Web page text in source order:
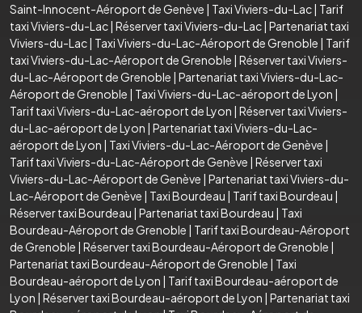
Saint-Innocent-Aéroport de Genève | Taxi Viviers-du-Lac| Tarif
taxi Viviers-du-Lac| Réserver taxi Viviers-du-Lac| Partenariat taxi
Viviers-du-Lac| Taxi Viviers-du-Lac-Aéroport de Grenoble | Tarif
taxi Viviers-du-Lac-Aéroport de Grenoble | Réserver taxi Viviers-
du-Lac-Aéroport de Grenoble | Partenariat taxi Viviers-du-Lac-
Aéroport de Grenoble | Taxi Viviers-du-Lac-aéroport de Lyon |
Tarif taxi Viviers-du-Lac-aéroport de Lyon | Réserver taxi Viviers-
du-Lac-aéroport de Lyon | Partenariat taxi Viviers-du-Lac-
aéroport de Lyon | Taxi Viviers-du-Lac-Aéroport de Genève |
Tarif taxi Viviers-du-Lac-Aéroport de Genève | Réserver taxi
Viviers-du-Lac-Aéroport de Genève | Partenariat taxi Viviers-du-
Lac-Aéroport de Genève | Taxi Bourdeau | Tarif taxi Bourdeau |
Réserver taxi Bourdeau | Partenariat taxi Bourdeau | Taxi
Bourdeau-Aéroport de Grenoble | Tarif taxi Bourdeau-Aéroport
de Grenoble | Réserver taxi Bourdeau-Aéroport de Grenoble |
Partenariat taxi Bourdeau-Aéroport de Grenoble | Taxi
Bourdeau-aéroport de Lyon | Tarif taxi Bourdeau-aéroport de
Lyon | Réserver taxi Bourdeau-aéroport de Lyon | Partenariat taxi